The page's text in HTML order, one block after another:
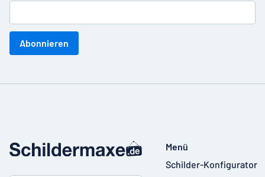
Abonnieren
Menü
Schilder-Konfigurator